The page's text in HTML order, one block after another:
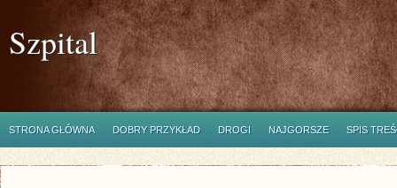
Szpital
STRONA GŁÓWNA DOBRY PRZYKŁAD DROGI NAJGORSZE SPIS